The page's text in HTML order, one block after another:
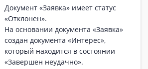
Документ «Заявка» имеет статус
«Отклонен».
На основании документа «Заявка»
создан документа «Интерес»,
который находится в состоянии
«Завершен неудачно».